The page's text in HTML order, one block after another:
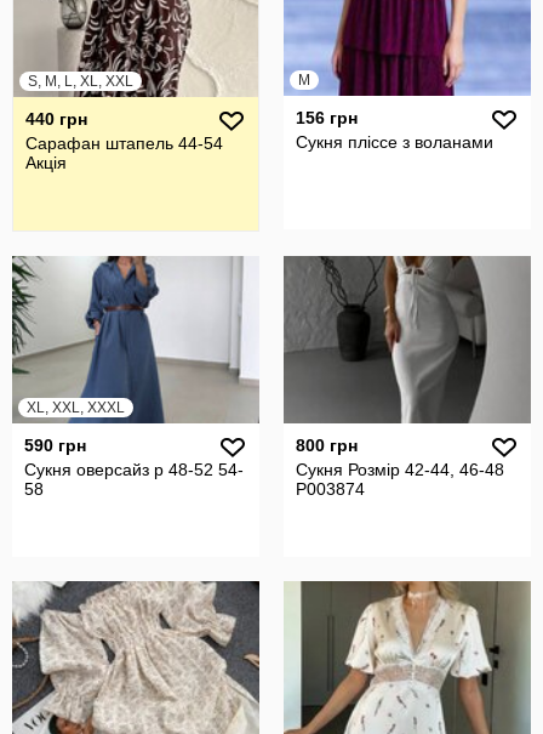
S, M, L, XL, XXL
440 грн
Сарафан штапель 44-54
Акція
M
156 грн
Сукня пліссе з воланами
XL, XXL, XXXL
590 грн
Сукня оверсайз р 48-52 54-
58
800 грн
Сукня Розмір 42-44, 46-48
P003874